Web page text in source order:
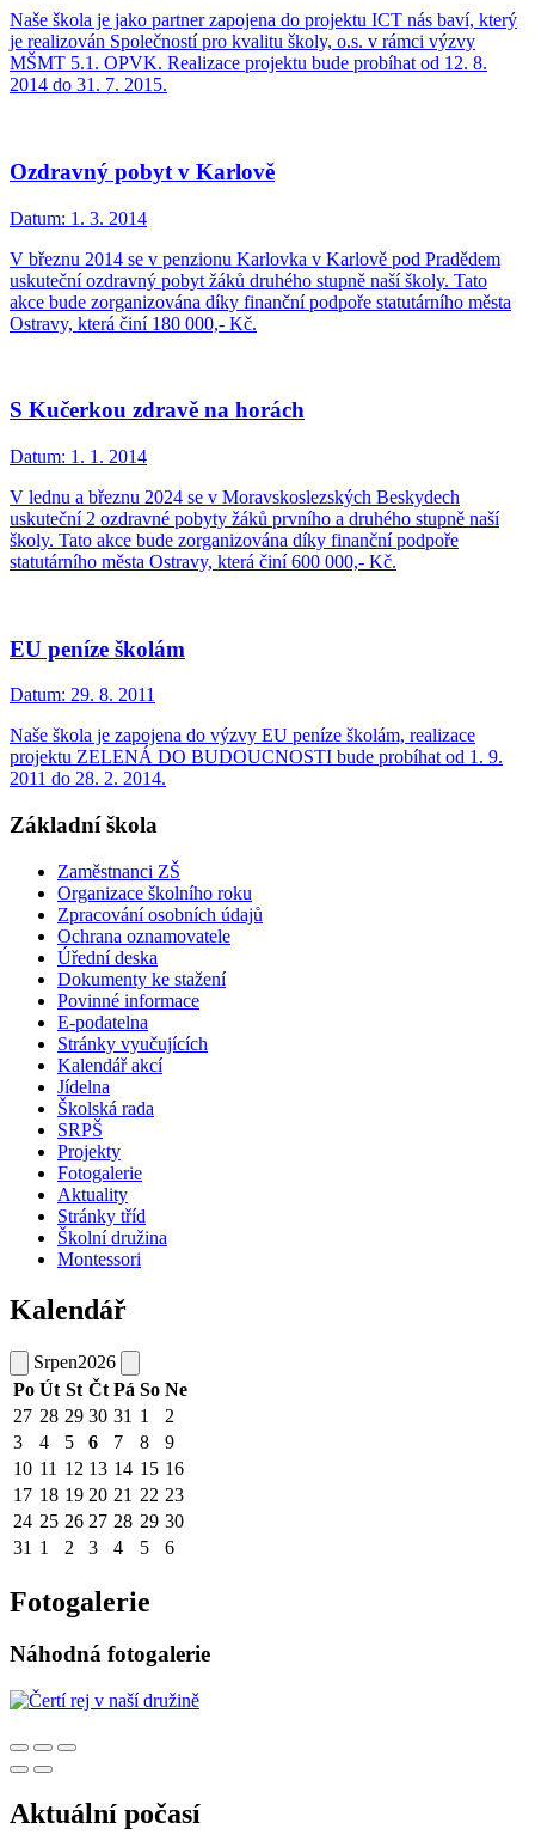
Naše škola je jako partner zapojena do projektu ICT nás baví, který
je realizován Společností pro kvalitu školy, o.s. v rámci výzvy
MŠMT 5.1. OPVK. Realizace projektu bude probíhat od 12. 8.
2014 do 31. 7. 2015.
Ozdravný pobyt v Karlově
Datum: 1. 3. 2014
V březnu 2014 se v penzionu Karlovka v Karlově pod Pradědem
uskuteční ozdravný pobyt žáků druhého stupně naší školy. Tato
akce bude zorganizována díky finanční podpoře statutárního města
Ostravy, která činí 180 000,- Kč.
S Kučerkou zdravě na horách
Datum: 1. 1. 2014
V lednu a březnu 2024 se v Moravskoslezských Beskydech
uskuteční 2 ozdravné pobyty žáků prvního a druhého stupně naší
školy. Tato akce bude zorganizována díky finanční podpoře
statutárního města Ostravy, která činí 600 000,- Kč.
EU peníze školám
Datum: 29. 8. 2011
Naše škola je zapojena do výzvy EU peníze školám, realizace
projektu ZELENÁ DO BUDOUCNOSTI bude probíhat od 1. 9.
2011 do 28. 2. 2014.
Základní škola
Zaměstnanci ZŠ
Organizace školního roku
Zpracování osobních údajů
Ochrana oznamovatele
Úřední deska
Dokumenty ke stažení
Povinné informace
E-podatelna
Stránky vyučujících
Kalendář akcí
Jídelna
Školská rada
SRPŠ
Projekty
Fotogalerie
Aktuality
Stránky tříd
Školní družina
Montessori
Kalendář
Srpen2026
Po Út St Čt Pá So Ne
27 28 29 30 31 1
2
3
4 5 6 7 8
9
10 11 12 13 14 15 16
17 18 19 20 21 22 23
24 25 26 27 28 29 30
31 1 2 3 4 5 6
Fotogalerie
Náhodná fotogalerie
Aktuální počasí